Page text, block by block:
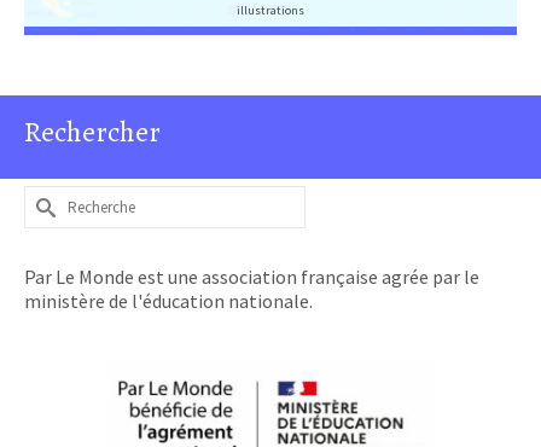
illustrations
Rechercher
Rechercher :
Par Le Monde est une association française agrée par le
ministère de l'éducation nationale.